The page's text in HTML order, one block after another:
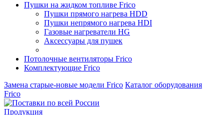
Пушки на жидком топливе Frico
Пушки прямого нагрева HDD
Пушки непрямого нагрева HDI
Газовые нагреватели HG
Аксессуары для пушек
Потолочные вентиляторы Frico
Комплектующие Frico
Замена старые-новые модели Frico Каталог оборудования
Frico
Продукция